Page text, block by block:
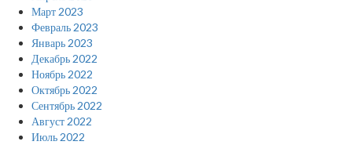
Март 2023
Февраль 2023
Январь 2023
Декабрь 2022
Ноябрь 2022
Октябрь 2022
Сентябрь 2022
Август 2022
Июль 2022